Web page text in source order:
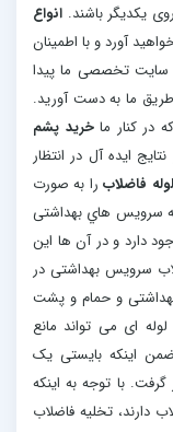
یکدیگر باشند. انواع
آورد و با اطمینان
سایت تخصصی ما پیدا
طریق ما به دست آورید.
در کنار ماخرید پشم
ایده آل در انتظار
فاضلابرا به صورت
سرویس هاي بهداشتی
دارد و در آن ها این
سرویس بهداشتی در
و حمام و پشت
ای می تواند مانع
اینکه بایستی یک
با توجه به اینکه
دارند، تخلیه فاضلاب